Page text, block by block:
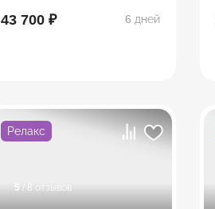
43 700 ₽ 6 дней
Релакс
5 / 8 отзывов